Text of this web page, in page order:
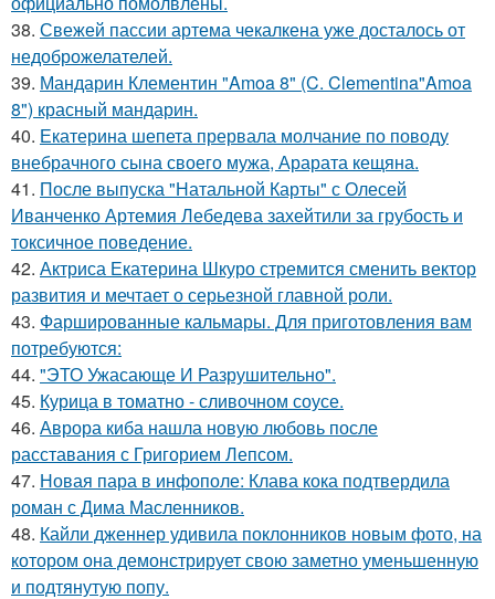
38. Свежей пассии артема чекалкена уже досталось от
недоброжелателей.
39. Мандарин Клементин "Amoa 8" (C. Clementina"Amoa
8") красный мандарин.
40. Екатерина шепета прервала молчание по поводу
внебрачного сына своего мужа, Арарата кещяна.
41. После выпуска "Натальной Карты" с Олесей
Иванченко Артемия Лебедева захейтили за грубость и
токсичное поведение.
42. Актриса Екатерина Шкуро стремится сменить вектор
развития и мечтает о серьезной главной роли.
43. Фаршированные кальмары. Для приготовления вам
потребуются:
44. "ЭТО Ужасающе И Разрушительно".
45. Курица в томатно - сливочном соусе.
46. Аврора киба нашла новую любовь после
расставания с Григорием Лепсом.
47. Новая пара в инфополе: Клава кока подтвердила
роман с Дима Масленников.
48. Кайли дженнер удивила поклонников новым фото, на
котором она демонстрирует свою заметно уменьшенную
и подтянутую попу.